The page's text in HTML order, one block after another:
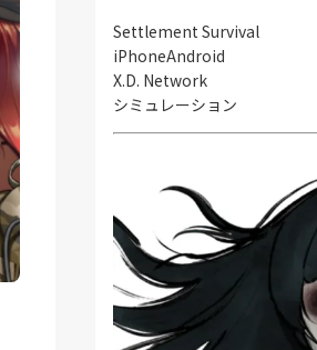
Settlement Survival
iPhoneAndroid
X.D. Network
シミュレーション